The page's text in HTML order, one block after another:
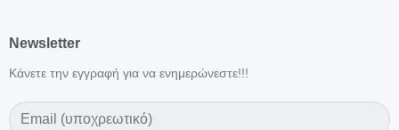
Newsletter
Κάνετε την εγγραφή για να ενημερώνεστε!!!